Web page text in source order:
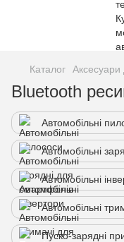
Каталог Аксесуари
Bluetooth
Автомобільні
Автомобільні
Автомобільні
Автомобільні
Пуско-зарядні